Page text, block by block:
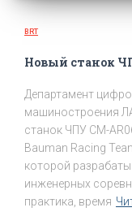
BRT
Новый станок
Департамент
машиностроения
станок ЧПУ CM-
Bauman Racing
которой
инженерных
практика, время